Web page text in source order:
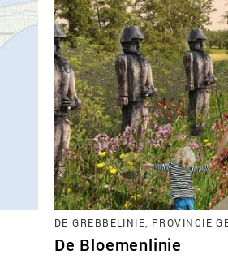
DE GREBBELINIE, PROVINCIE
De Bloemenlinie